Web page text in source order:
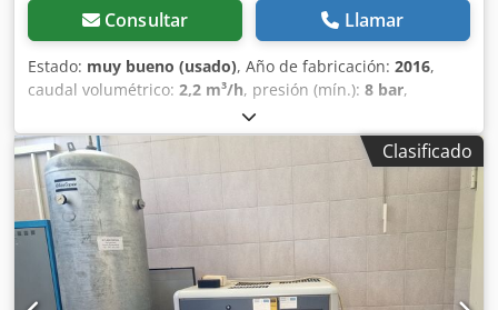
Consultar Llamar
Estado: muy bueno (usado), Año de fabricación: 2016,
caudal volumétrico: 2,2 m³/h, presión (mín.): 8 bar,
Compresor de tornillo ATLAS COPCO GA 11 VSD + Velocidad
variable (inversor de frecuencia) Motor de 11 kW Caudal de
1,95 m³/min Csdpfsytyh Hox Ahuorf Presión de 13 bares
Año de fabricación: 2016 Horas de funcionamiento: 9270
Clasificado